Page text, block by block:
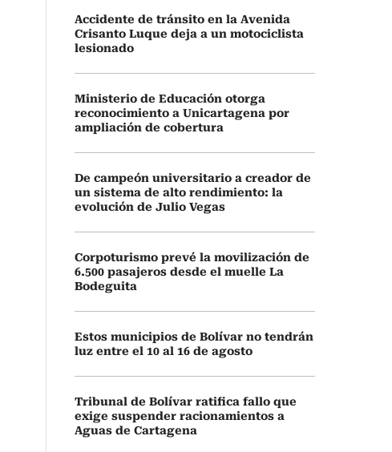
Accidente de tránsito en la Avenida
Crisanto Luque deja a un motociclista
lesionado
Ministerio de Educación otorga
reconocimiento a Unicartagena por
ampliación de cobertura
De campeón universitario a creador de
un sistema de alto rendimiento: la
evolución de Julio Vegas
Corpoturismo prevé la movilización de
6.500 pasajeros desde el muelle La
Bodeguita
Estos municipios de Bolívar no tendrán
luz entre el 10 al 16 de agosto
Tribunal de Bolívar ratifica fallo que
exige suspender racionamientos a
Aguas de Cartagena